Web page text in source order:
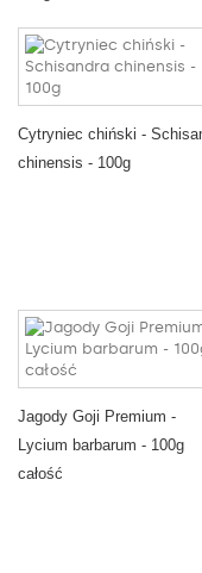
Cytryniec chiński -
chinensis - 100g
Jagody Goji Premium -
Lycium barbarum - 100g
całość